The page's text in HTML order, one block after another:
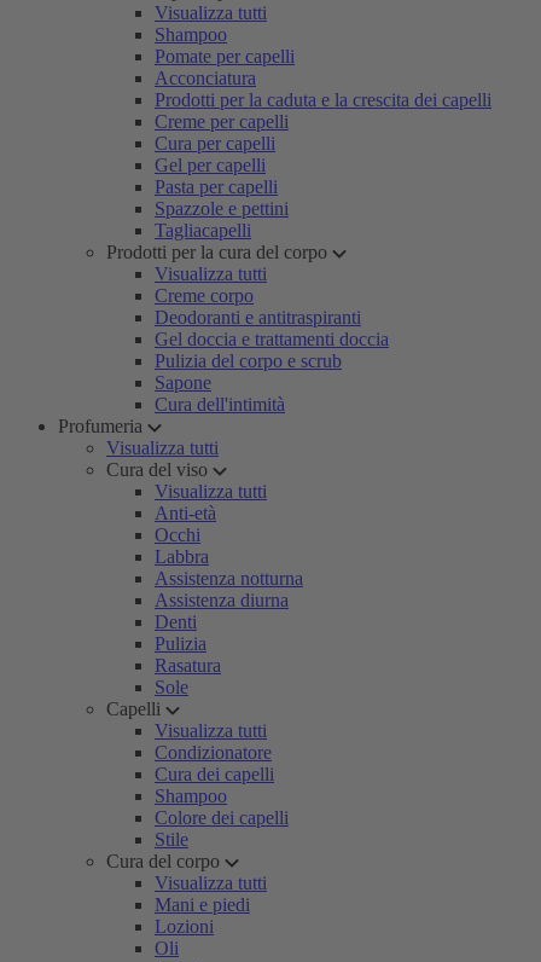
Visualizza tutti
Shampoo
Pomate per capelli
Acconciatura
Prodotti per la caduta e la crescita dei capelli
Creme per capelli
Cura per capelli
Gel per capelli
Pasta per capelli
Spazzole e pettini
Tagliacapelli
Prodotti per la cura del corpo
Visualizza tutti
Creme corpo
Deodoranti e antitraspiranti
Gel doccia e trattamenti doccia
Pulizia del corpo e scrub
Sapone
Cura dell'intimità
Profumeria
Visualizza tutti
Cura del viso
Visualizza tutti
Anti-età
Occhi
Labbra
Assistenza notturna
Assistenza diurna
Denti
Pulizia
Rasatura
Sole
Capelli
Visualizza tutti
Condizionatore
Cura dei capelli
Shampoo
Colore dei capelli
Stile
Cura del corpo
Visualizza tutti
Mani e piedi
Lozioni
Oli